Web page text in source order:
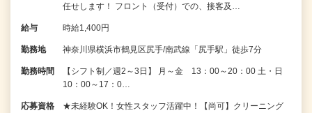
任せします！ フロント（受付）での、接客及…
給与 時給1,400円
勤務地 神奈川県横浜市鶴見区尻手/南武線「尻手駅」徒歩7分
勤務時間
【シフト制／週2～3日】 月～金 13：00～20：00 土・日
10：00～17：0…
応募資格
★未経験OK！女性スタッフ活躍中！【尚可】クリーニング